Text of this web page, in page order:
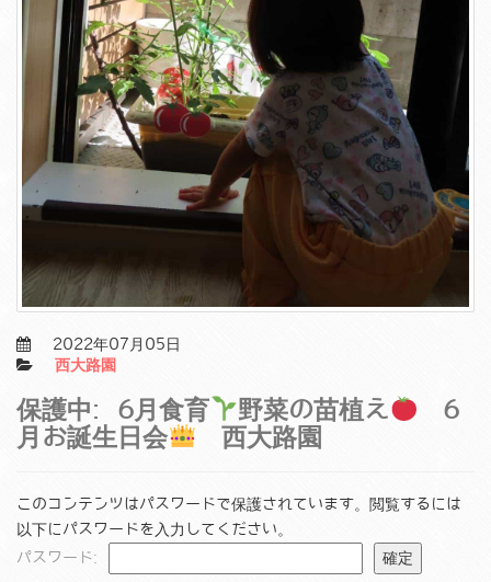
2022年07月05日
西大路園
保護中: 6月食育 野菜の苗植え
6
月お誕生日会
西大路園
このコンテンツはパスワードで保護されています。閲覧するには
以下にパスワードを入力してください。
パスワード: